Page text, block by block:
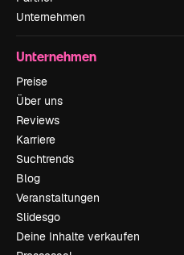
Unternehmen
Unternehmen
Preise
Über uns
Reviews
Karriere
Suchtrends
Blog
Veranstaltungen
Slidesgo
Deine Inhalte verkaufen